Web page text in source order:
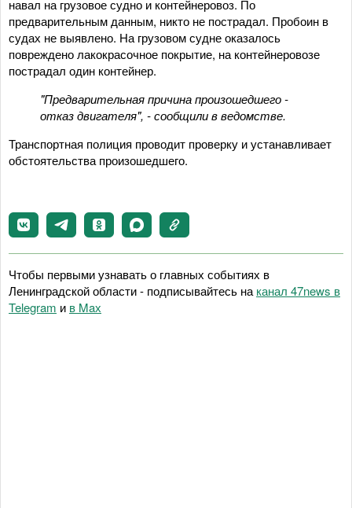
навал на грузовое судно и контейнеровоз. По
предварительным данным, никто не пострадал. Пробоин в
судах не выявлено. На грузовом судне оказалось
повреждено лакокрасочное покрытие, на контейнеровозе
пострадал один контейнер.
"Предварительная причина произошедшего -
отказ двигателя", - сообщили в ведомстве.
Транспортная полиция проводит проверку и устанавливает
обстоятельства произошедшего.
Чтобы первыми узнавать о главных событиях в
Ленинградской области - подписывайтесь на канал 47news в
Telegram и в Maх